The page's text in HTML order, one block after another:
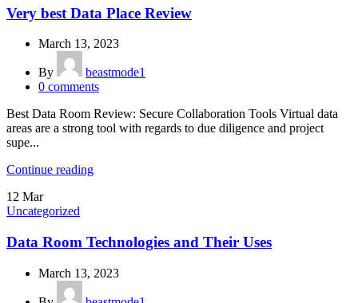
Very best Data Place Review
March 13, 2023
By
beastmode1
0 comments
Best Data Room Review: Secure Collaboration Tools Virtual data
areas are a strong tool with regards to due diligence and project
supe...
Continue reading
12 Mar
Uncategorized
Data Room Technologies and Their Uses
March 13, 2023